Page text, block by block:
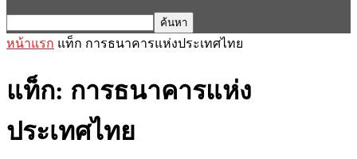
หน้าแรก แท็ก การธนาคารแห่งประเทศไทย
แท็ก: การธนาคารแห่ง
ประเทศไทย